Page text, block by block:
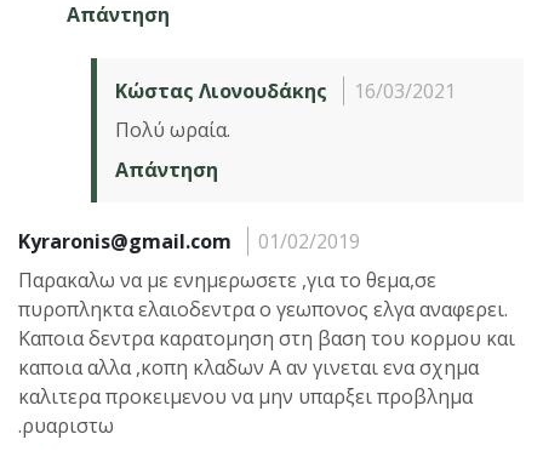
Απάντηση
Κώστας Λιονουδάκης
16/03/2021
Πολύ ωραία.
Απάντηση
Kyraronis@gmail.com
01/02/2019
Παρακαλω να με ενημερωσετε ,για το θεμα,σε
πυροπληκτα ελαιοδεντρα ο γεωπονος ελγα αναφερει.
Καποια δεντρα καρατομηση στη βαση του κορμου και
καποια αλλα ,κοπη κλαδων Α αν γινεται ενα σχημα
καλιτερα προκειμενου να μην υπαρξει προβλημα
.ρυαριστω